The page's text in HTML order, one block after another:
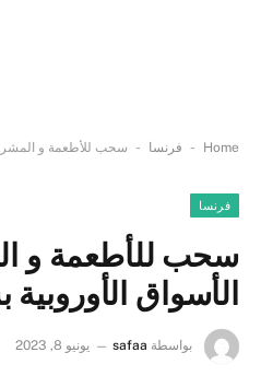
Home
- فرنسا - سحب للأطعمة و
فرنسا
سحب للأطعمة و
الأسواق
بواسطة safaa يونيو 8, 2023